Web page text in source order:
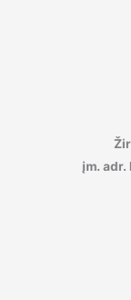
įm. adr.